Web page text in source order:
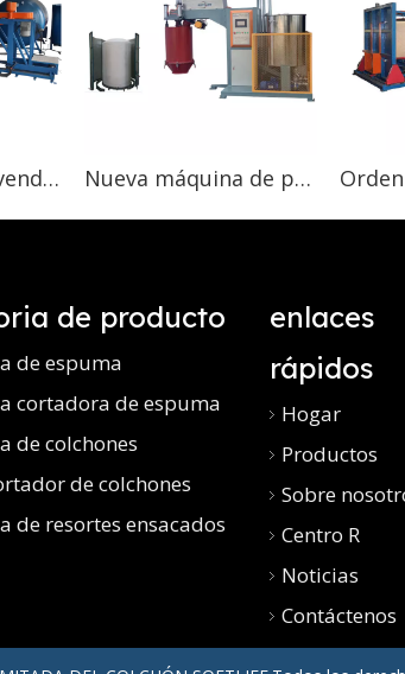
Productos para vender en línea la máquina de espuma al vacío de doble moukds automática más vendida en línea Nueva máquina de permeabilidad al aire hecha a medida para fabricar espuma de poliuretano
de producto
de espuma
cortadora de espuma
de colchones
de colchones
de resortes ensacados
enlaces
rápidos
Hogar
Productos
Sobre
Centro R
Noticias
Contáctenos